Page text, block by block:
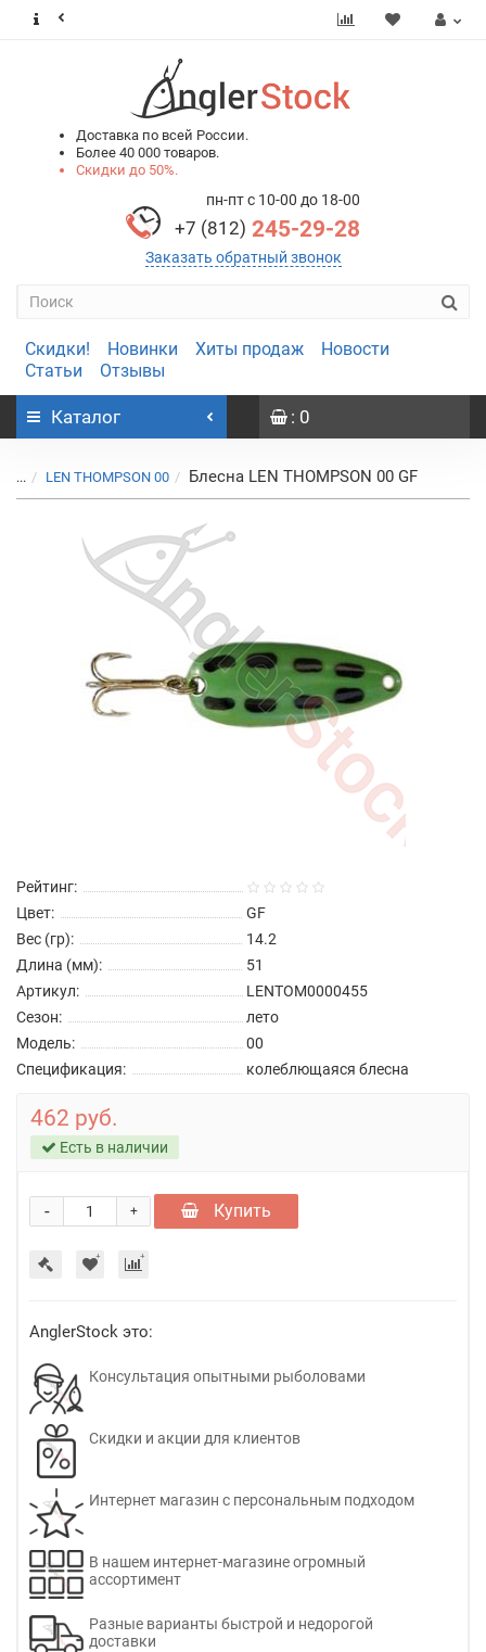
Доставка по всей России.
Более 40 000 товаров.
Скидки до 50%.
пн-пт с 10-00 до 18-00
+7 (812) 245-29-28
Заказать обратный звонок
Скидки! Новинки Хиты продаж
Новости
Статьи
Отзывы
Каталог : 0
... LEN THOMPSON 00 Блесна LEN THOMPSON 00 GF
Рейтинг:
Цвет:
GF
Вес (гр):
14.2
Длина (мм):
51
Артикул:
LENTOM0000455
Сезон:
лето
Модель:
00
Спецификация:
колеблющаяся блесна
462 руб.
Есть в наличии
+
- Купить
AnglerStock это:
Консультация опытными рыболовами
Скидки и акции для клиентов
Интернет магазин с персональным подходом
В нашем интернет-магазине огромный
ассортимент
Разные варианты быстрой и недорогой
доставки